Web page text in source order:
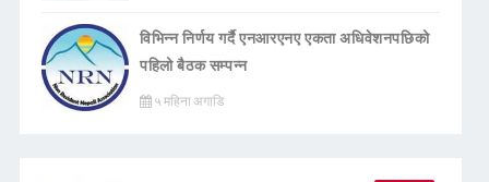
विभिन्न निर्णय गर्दै एनआरएनए एकता अधिवेशनपछिको
पहिलो बैठक सम्पन्न
५ महिना अगाडि